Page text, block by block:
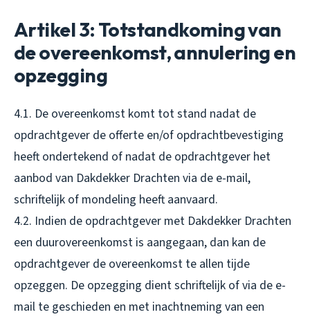
Artikel 3: Totstandkoming van
de overeenkomst, annulering en
opzegging
4.1. De overeenkomst komt tot stand nadat de
opdrachtgever de offerte en/of opdrachtbevestiging
heeft ondertekend of nadat de opdrachtgever het
aanbod van Dakdekker Drachten via de e-mail,
schriftelijk of mondeling heeft aanvaard.
4.2. Indien de opdrachtgever met Dakdekker Drachten
een duurovereenkomst is aangegaan, dan kan de
opdrachtgever de overeenkomst te allen tijde
opzeggen. De opzegging dient schriftelijk of via de e-
mail te geschieden en met inachtneming van een